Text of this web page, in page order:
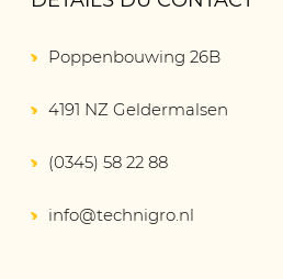
Poppenbouwing 26B
4191 NZ Geldermalsen
(0345) 58 22 88
info@technigro.nl